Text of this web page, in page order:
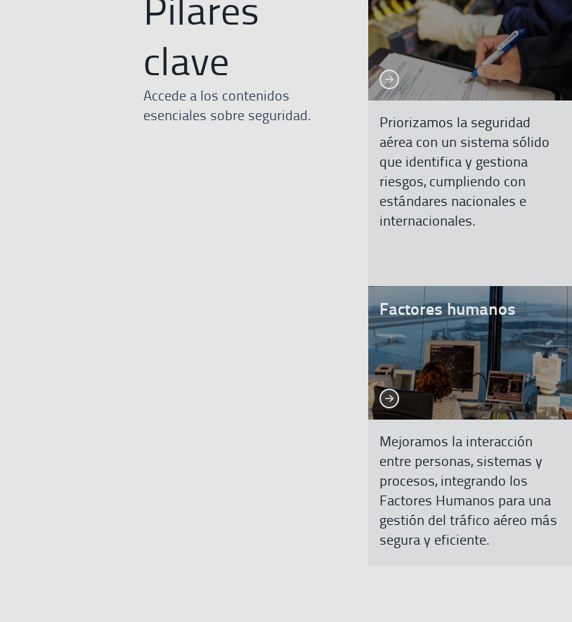
clave
Accede a los contenidos
esenciales sobre seguridad.
Ver másVer más
Priorizamos la seguridad
aérea con un sistema sólido
que identifica y gestiona
riesgos, cumpliendo con
estándares nacionales e
internacionales.
Factores humanos
Ver más Ver más
Mejoramos la interacción
entre personas, sistemas y
procesos, integrando los
Factores Humanos para una
gestión del tráfico aéreo más
segura y eficiente.